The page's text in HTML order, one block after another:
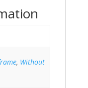
, Without